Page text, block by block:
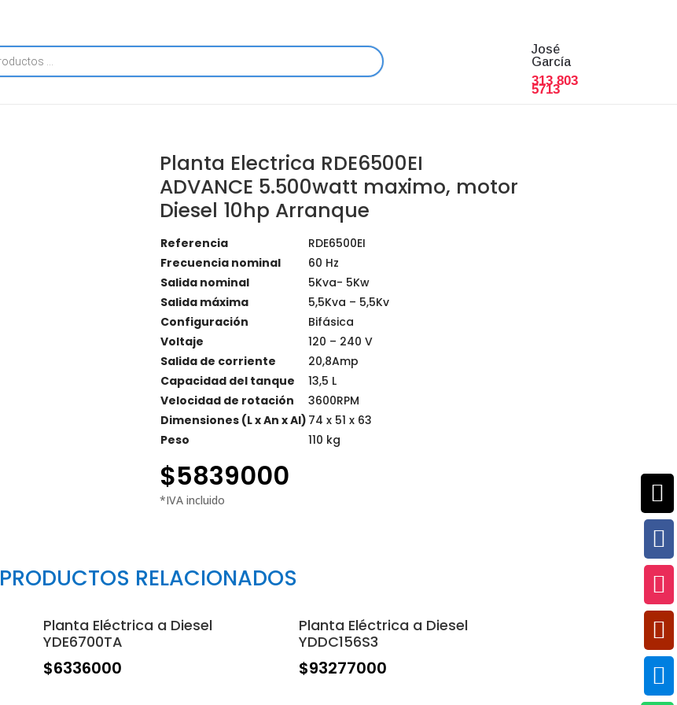
José
García
313 803
5713





Planta Electrica RDE6500EI
ADVANCE 5.500watt maximo, motor
Diesel 10hp Arranque
Referencia
RDE6500EI
Frecuencia nominal
60 Hz
Salida nominal
5Kva- 5Kw
Salida máxima
5,5Kva – 5,5Kv
Configuración
Bifásica
Voltaje
120 – 240 V
Salida de corriente
20,8Amp
Capacidad del tanque
13,5 L
Velocidad de rotación
3600RPM
Dimensiones (L x An x Al) 74 x 51 x 63
Peso
110 kg
$5839000
PRODUCTOS RELACIONADOS
Planta Eléctrica a Diesel
YDE6700TA
$6336000
Planta Eléctrica a Diesel
YDDC156S3
$93277000